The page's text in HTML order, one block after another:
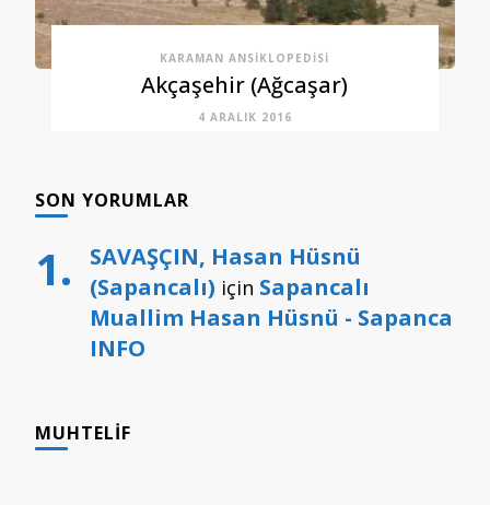
KARAMAN ANSIKLOPEDISI
Akçaşehir (Ağcaşar)
4 ARALIK 2016
SON YORUMLAR
SAVAŞÇIN, Hasan Hüsnü
(Sapancalı) için Sapancalı
Muallim Hasan Hüsnü - Sapanca
INFO
MUHTELIF